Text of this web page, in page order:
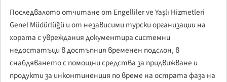
Последвалото отчитане от Engelliler ve Yaşlı Hizmetleri
Genel Müdürlüğü и от независими турски организации на
хората с увреждания документира системни
недостатъци в достъпния временен подслон, в
снабдяването с помощни средства за придвижване и
продукти за инконтиненция по време на острата фаза на